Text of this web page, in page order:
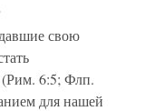
свою
(Рим. 6:5; Флп.
для нашей